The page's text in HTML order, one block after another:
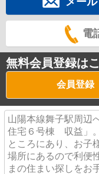
電
無料会員登録は
会員登録
山陽本線舞子駅周辺
住宅６号棟 収益」
ところにあり、お子
場所にあるので利便
まの住まい探しをお